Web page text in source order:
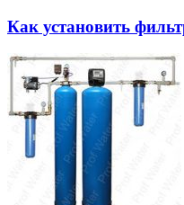
Как установить